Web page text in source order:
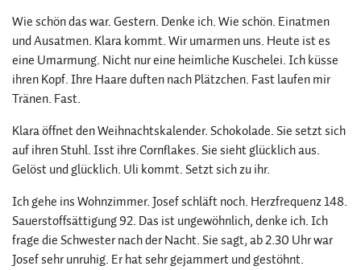
Wie schön das war. Gestern. Denke ich. Wie schön. Einatmen
und Ausatmen. Klara kommt. Wir umarmen uns. Heute ist es
eine Umarmung. Nicht nur eine heimliche Kuschelei. Ich küsse
ihren Kopf. Ihre Haare duften nach Plätzchen. Fast laufen mir
Tränen. Fast.
Klara öffnet den Weihnachtskalender. Schokolade. Sie setzt sich
auf ihren Stuhl. Isst ihre Cornflakes. Sie sieht glücklich aus.
Gelöst und glücklich. Uli kommt. Setzt sich zu ihr.
Ich gehe ins Wohnzimmer. Josef schläft noch. Herzfrequenz 148.
Sauerstoffsättigung 92. Das ist ungewöhnlich, denke ich. Ich
frage die Schwester nach der Nacht. Sie sagt, ab 2.30 Uhr war
Josef sehr unruhig. Er hat sehr gejammert und gestöhnt.